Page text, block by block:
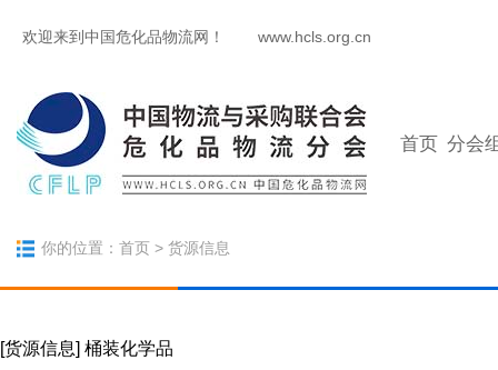
欢迎来到中国危化品物流网！ www.hcls.org.cn
首页 分会
你的位置： 首页 > 货源信息
[货源信息] 桶装化学品